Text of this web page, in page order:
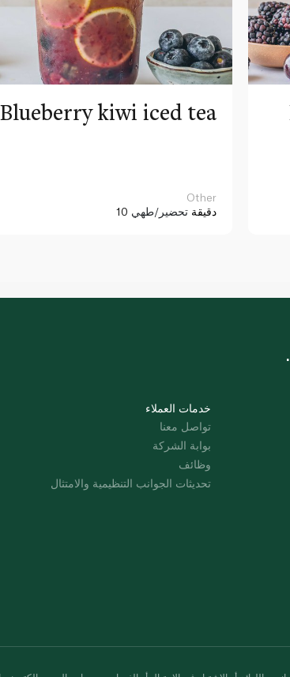
Blueberry kiwi iced tea
Other
10 دقيقة تحضير/طهي
خدمات العملاء
تواصل معنا
بوابة الشركة
وظائف
تحديثات الجوانب التنظيمية والامتثال